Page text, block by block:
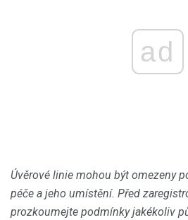
ad
Úvěrové linie mohou být omezeny
péče a jeho umístění. Před
prozkoumejte podmínky jakékoliv